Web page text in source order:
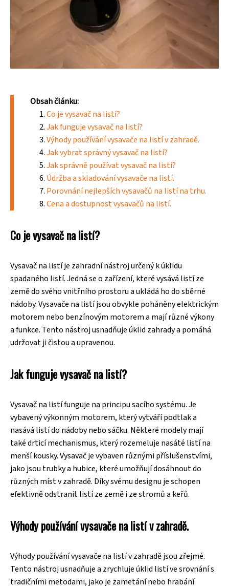
Obsah článku:
Co je vysavač na listí?
Jak funguje vysavač na listí?
Výhody používání vysavače na listí v zahradě.
Jak vybrat správný vysavač na listí?
Jak správně používat vysavač na listí?
Údržba a skladování vysavače na listí.
Porovnání nejlepších vysavačů na listí na trhu.
Cena a dostupnost vysavačů na listí.
Co je vysavač na listí?
Vysavač na listí je zahradní nástroj určený k úklidu
spadaného listí. Jedná se o zařízení, které vysává listí ze
země do svého vnitřního prostoru a ukládá ho do sběrné
nádoby. Vysavače na listí jsou obvykle poháněny elektrickým
motorem nebo benzínovým motorem a mají různé výkony
a funkce. Tento nástroj usnadňuje úklid zahrady a pomáhá
udržovat ji čistou a upravenou.
Jak funguje vysavač na listí?
Vysavač na listí funguje na principu sacího systému. Je
vybavený výkonným motorem, který vytváří podtlak a
nasává listí do nádoby nebo sáčku. Některé modely mají
také drticí mechanismus, který rozemeluje nasáté listí na
menší kousky. Vysavač je vybaven různými příslušenstvími,
jako jsou trubky a hubice, které umožňují dosáhnout do
různých míst v zahradě. Díky svému designu je schopen
efektivně odstranit listí ze země i ze stromů a keřů.
Výhody používání vysavače na listí v zahradě.
Výhody používání vysavače na listí v zahradě jsou zřejmé.
Tento nástroj usnadňuje a zrychluje úklid listí ve srovnání s
tradičními metodami, jako je zametání nebo hrabání.